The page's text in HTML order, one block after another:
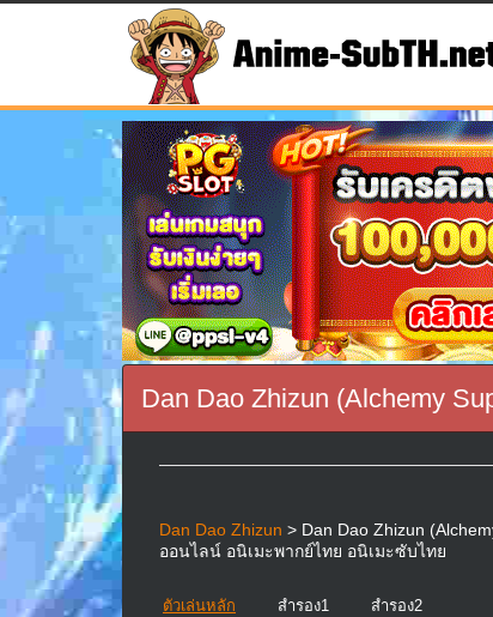
Dan Dao Zhizun (Alchemy
Dan Dao Zhizun > Dan Dao Zhizun
ออนไลน์ อนิเมะพากย์ไทย อนิเมะซับไทย
ตัวเล่นหลัก สำรอง1 สำรอง2